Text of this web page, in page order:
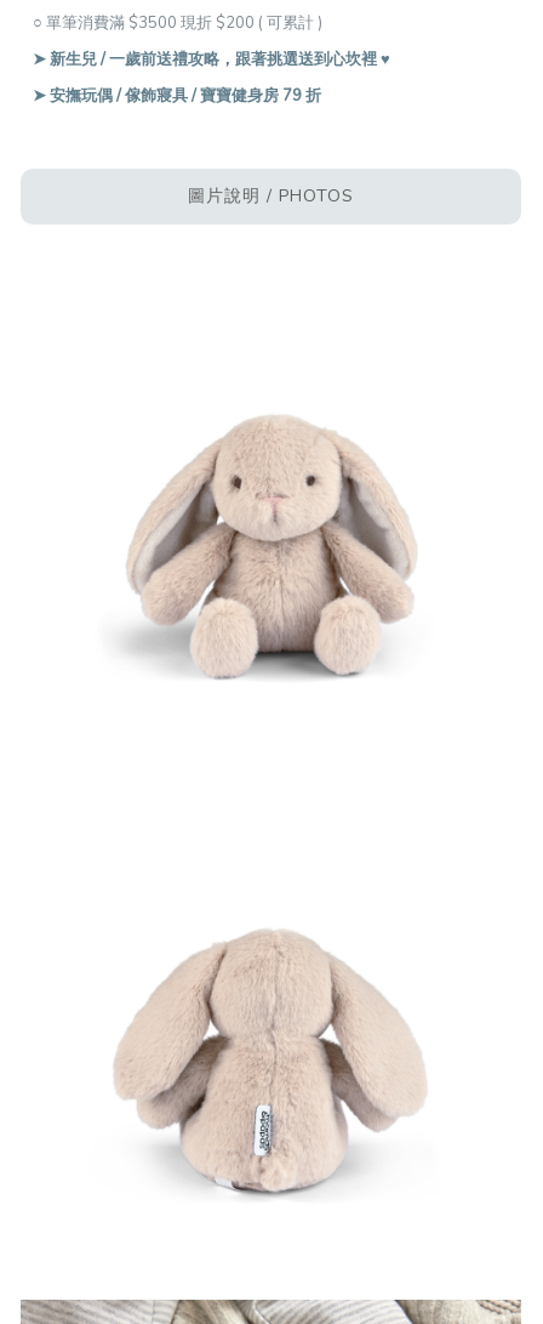
○ 單筆消費滿 $3500 現折 $200 ( 可累計 )
➤ 新生兒 / 一歲前送禮攻略，跟著挑選送到心坎裡 ♥︎
➤ 安撫玩偶 / 傢飾寢具 / 寶寶健身房 79 折
圖片說明 / PHOTOS